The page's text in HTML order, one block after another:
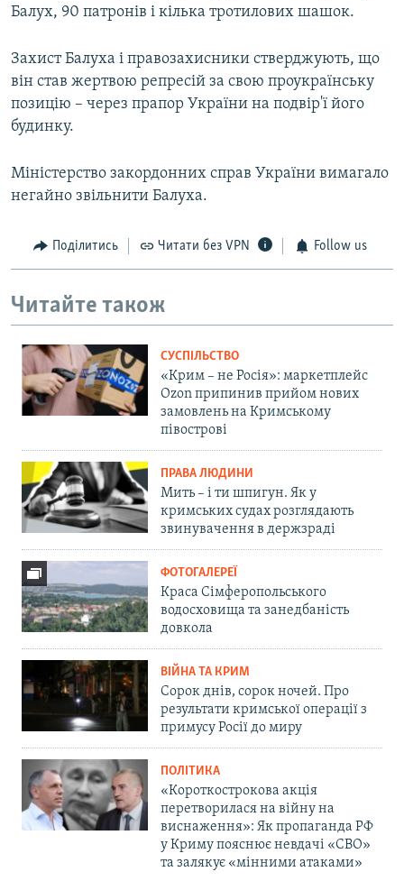
Балух, 90 патронів і кілька тротилових шашок.
Захист Балуха і правозахисники стверджують, що
він став жертвою репресій за свою проукраїнську
позицію – через прапор України на подвір'ї його
будинку.
Міністерство закордонних справ України вимагало
негайно звільнити Балуха.
Поділитись Читати без VPN Follow us
Читайте також
СУСПІЛЬСТВО
«Крим – не Росія»: маркетплейс
Ozon припинив прийом нових
замовлень на Кримському
півострові
ПРАВА ЛЮДИНИ
Мить – і ти шпигун. Як у
кримських судах розглядають
звинувачення в держзраді
ФОТОГАЛЕРЕЇ
Краса Сімферопольського
водосховища та занедбаність
довкола
ВІЙНА ТА КРИМ
Сорок днів, сорок ночей. Про
результати кримської операції з
примусу Росії до миру
ПОЛІТИКА
«Короткострокова акція
перетворилася на війну на
виснаження»: Як пропаганда РФ
у Криму пояснює невдачі «СВО»
та залякує «мінними атаками»